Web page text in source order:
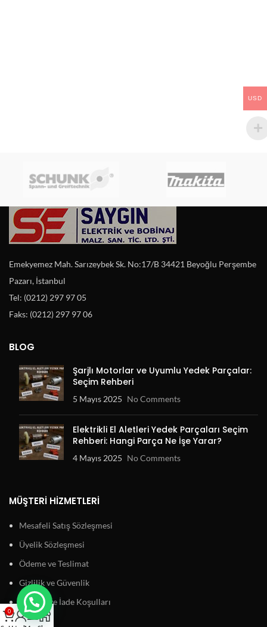
Emekyemez Mah. Sarızeybek Sk. No:17/B 34421 Beyoğlu Perşembe
Pazarı, İstanbul
Tel: (0212) 297 97 05
Faks: (0212) 297 97 06
BLOG
Şarjlı Motorlar ve Uyumlu Yedek Parçalar:
Seçim Rehberi
5 Mayıs 2025 No Comments
Elektrikli El Aletleri Yedek Parçaları Seçim
Rehberi: Hangi Parça Ne İşe Yarar?
4 Mayıs 2025 No Comments
MÜŞTERI HIZMETLERI
Mesafeli Satış Sözleşmesi
Üyelik Sözleşmesi
Ödeme ve Teslimat
Gizlilik ve Güvenlik
Garanti ve İade Koşulları
USD
0